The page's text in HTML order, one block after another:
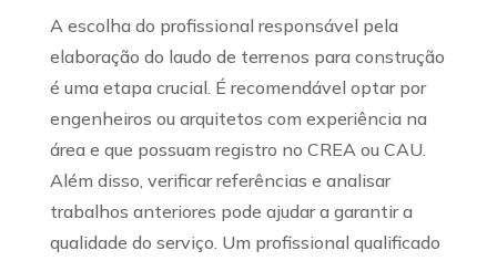
A escolha do profissional responsável pela
elaboração do laudo de terrenos para construção
é uma etapa crucial. É recomendável optar por
engenheiros ou arquitetos com experiência na
área e que possuam registro no CREA ou CAU.
Além disso, verificar referências e analisar
trabalhos anteriores pode ajudar a garantir a
qualidade do serviço. Um profissional qualificado